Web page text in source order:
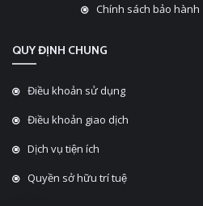
Chính sách bảo hành
QUY ĐỊNH CHUNG
Điều khoản sử dụng
Điều khoản giao dịch
Dịch vụ tiện ích
Quyền sở hữu trí tuệ